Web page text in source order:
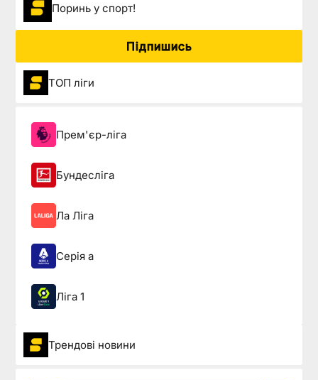
Поринь у спорт!
Підпишись
ТОП ліги
Прем'єр-ліга
Бундесліга
Ла Ліга
Серія а
Ліга 1
Трендові новини